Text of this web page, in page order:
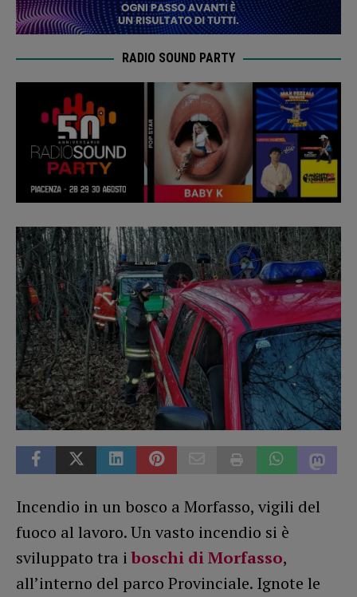
RADIO SOUND PARTY
Incendio in un bosco a Morfasso, vigili del
fuoco al lavoro. Un vasto incendio si è
sviluppato tra iboschi di Morfasso,
all’interno del parco Provinciale. Ignote le